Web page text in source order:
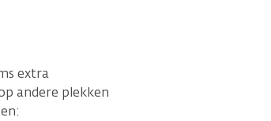
extra
andere plekken